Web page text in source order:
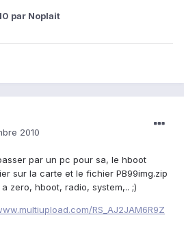
par Noplait
2010
par un pc pour sa, le hboot
sur la carte et le fichier PB99img.zip
zero, hboot, radio, system,.. ;)
RS_AJ2JAM6R9Z